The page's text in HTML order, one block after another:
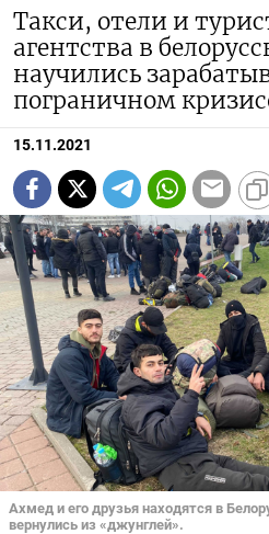
Такси, отели и
агентства в
научились
пограничном
15.11.2021
Ахмед и его друзья находятся в
вернулись из «джунглей».